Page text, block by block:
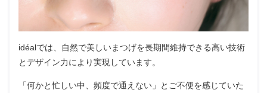
idéalでは、自然で美しいまつげを長期間維持できる高い技術
とデザイン力により実現しています。
「何かと忙しい中、頻度で通えない」とご不便を感じていた